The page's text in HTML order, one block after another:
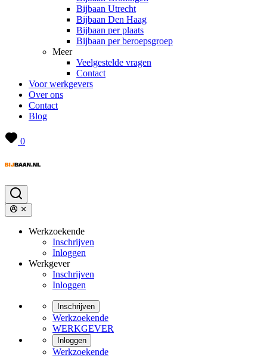
Bijbaan Utrecht
Bijbaan Den Haag
Bijbaan per plaats
Bijbaan per beroepsgroep
Meer
Veelgestelde vragen
Contact
Voor werkgevers
Over ons
Contact
Blog
0
Werkzoekende
Inschrijven
Inloggen
Werkgever
Inschrijven
Inloggen
Inschrijven
Werkzoekende
WERKGEVER
Inloggen
Werkzoekende